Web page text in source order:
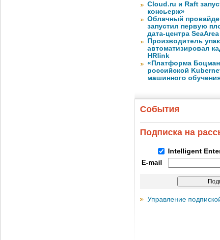
Cloud.ru и Raft
консьерж»
Облачный
запустил первую
дата-центра
Производитель
автоматизировал
HRlink
«Платформа
российской
машинного
События
Подписка на
Intelligent
E-mail
Управление